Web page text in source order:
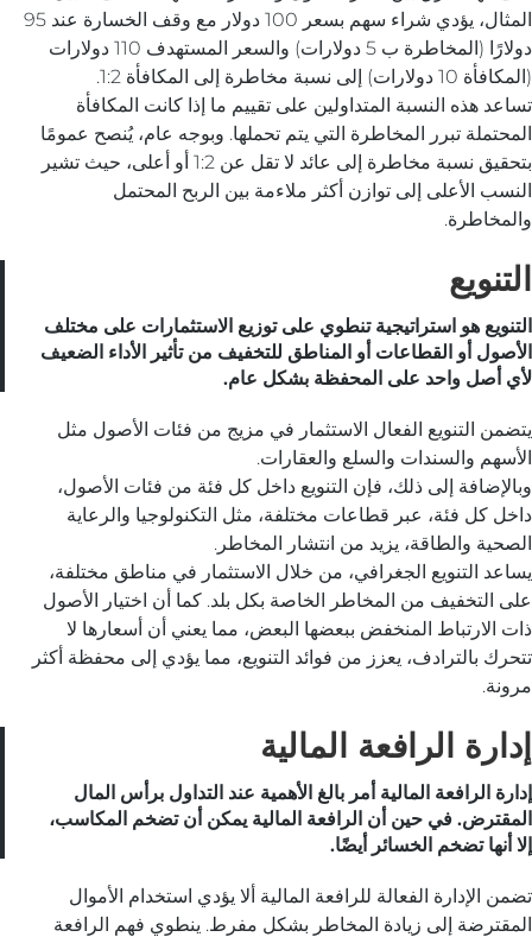
المثال، يؤدي شراء سهم بسعر 100 دولار مع وقف الخسارة عند 95
دولارًا (المخاطرة ب 5 دولارات) والسعر المستهدف 110 دولارات
(المكافأة 10 دولارات) إلى نسبة مخاطرة إلى المكافأة 1:2.
تساعد هذه النسبة المتداولين على تقييم ما إذا كانت المكافأة
المحتملة تبرر المخاطرة التي يتم تحملها. وبوجه عام، يُنصح عمومًا
بتحقيق نسبة مخاطرة إلى عائد لا تقل عن 1:2 أو أعلى، حيث تشير
النسب الأعلى إلى توازن أكثر ملاءمة بين الربح المحتمل
والمخاطرة.
التنويع
التنويع هو استراتيجية تنطوي على توزيع الاستثمارات على مختلف
الأصول أو القطاعات أو المناطق للتخفيف من تأثير الأداء الضعيف
لأي أصل واحد على المحفظة بشكل عام.
يتضمن التنويع الفعال الاستثمار في مزيج من فئات الأصول مثل
الأسهم والسندات والسلع والعقارات.
وبالإضافة إلى ذلك، فإن التنويع داخل كل فئة من فئات الأصول،
داخل كل فئة، عبر قطاعات مختلفة، مثل التكنولوجيا والرعاية
الصحية والطاقة، يزيد من انتشار المخاطر.
يساعد التنويع الجغرافي، من خلال الاستثمار في مناطق مختلفة،
على التخفيف من المخاطر الخاصة بكل بلد. كما أن اختيار الأصول
ذات الارتباط المنخفض ببعضها البعض، مما يعني أن أسعارها لا
تتحرك بالترادف، يعزز من فوائد التنويع، مما يؤدي إلى محفظة أكثر
مرونة.
إدارة الرافعة المالية
إدارة الرافعة المالية أمر بالغ الأهمية عند التداول برأس المال
المقترض. في حين أن الرافعة المالية يمكن أن تضخم المكاسب،
إلا أنها تضخم الخسائر أيضًا.
تضمن الإدارة الفعالة للرافعة المالية ألا يؤدي استخدام الأموال
المقترضة إلى زيادة المخاطر بشكل مفرط. ينطوي فهم الرافعة